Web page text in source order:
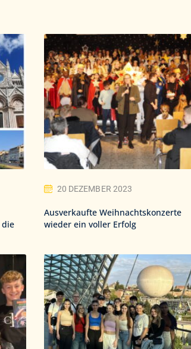
die
20 DEZEMBER 2023
Ausverkaufte Weihnachtskonzerte
wieder ein voller Erfolg